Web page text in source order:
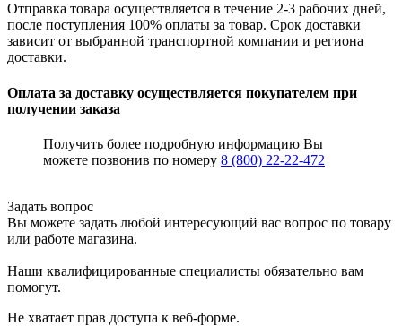
Отправка товара осуществляется в течение 2-3 рабочих дней,
после поступления 100% оплаты за товар. Срок доставки
зависит от выбранной транспортной компании и региона
доставки.
Оплата за доставку осуществляется покупателем при
получении заказа
Получить более подробную информацию Вы
можете позвонив по номеру 8 (800) 22-22-472
Задать вопрос
Вы можете задать любой интересующий вас вопрос по товару
или работе магазина.
Наши квалифицированные специалисты обязательно вам
помогут.
Не хватает прав доступа к веб-форме.